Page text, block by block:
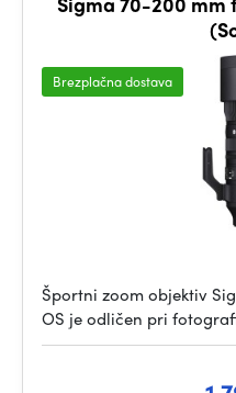
Brezplačna dostava
Športni zoom objektiv
OS je odličen pri